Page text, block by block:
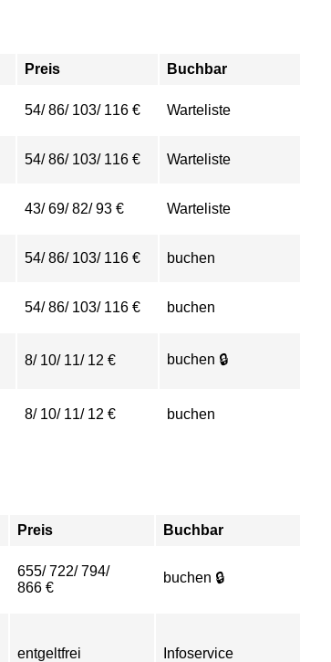
Preis Buchbar
54/ 86/ 103/ 116 € Warteliste
54/ 86/ 103/ 116 € Warteliste
43/ 69/ 82/ 93 € Warteliste
54/ 86/ 103/ 116 € buchen
54/ 86/ 103/ 116 € buchen
8/ 10/ 11/ 12 € buchen 🔒
8/ 10/ 11/ 12 € buchen
Preis Buchbar
655/ 722/ 794/
866 €
buchen 🔒
entgeltfrei Infoservice